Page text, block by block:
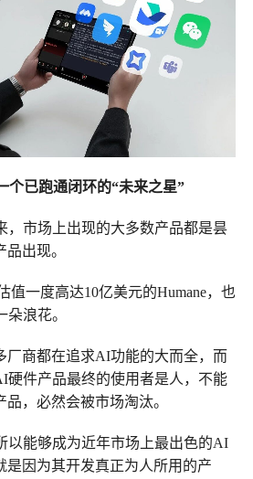
个已跑通闭环的“未来之星”
，市场上出现的大多数产品都是昙
出现。
值一度高达10亿美元的Humane，也
浪花。
厂商都在追求AI功能的大而全，而
件产品最终的使用者是人，不能
，必然会被市场淘汰。
以能够成为近年市场上最出色的AI
是因为其开发真正为人所用的产